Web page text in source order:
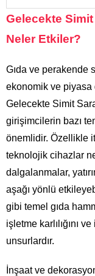
Gelecekte
Neler Etkiler?
Gıda ve perakende
ekonomik ve
Gelecekte Simit
girişimcilerin bazı
önemlidir. Özellikle
teknolojik cihazlar
dalgalanmalar,
aşağı yönlü
gibi temel gıda
işletme karlılığını
unsurlardır.
İnşaat ve